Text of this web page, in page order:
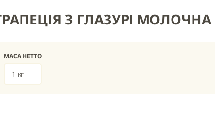
З ГЛАЗУРІ МОЛОЧНА
МАСА НЕТТО
1 кг